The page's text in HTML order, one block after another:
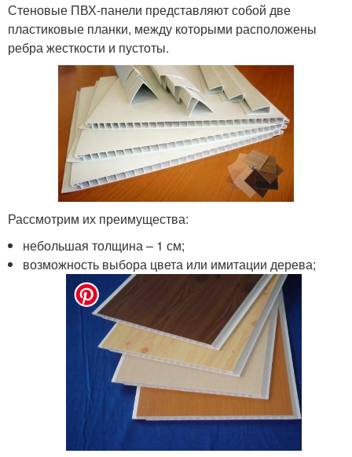
Стеновые ПВХ-панели представляют собой две
пластиковые планки, между которыми расположены
ребра жесткости и пустоты.
Рассмотрим их преимущества:
небольшая толщина – 1 см;
возможность выбора цвета или имитации дерева;